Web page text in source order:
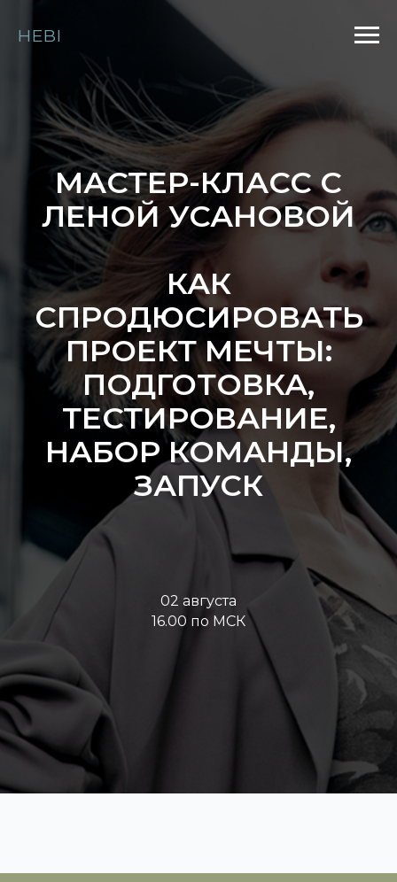
HEBI
МАСТЕР-КЛАСС С
ЛЕНОЙ УСАНОВОЙ
КАК
СПРОДЮСИРОВАТЬ
ПРОЕКТ МЕЧТЫ:
ПОДГОТОВКА,
ТЕСТИРОВАНИЕ,
НАБОР КОМАНДЫ,
ЗАПУСК
02 августа
16.00 по МСК